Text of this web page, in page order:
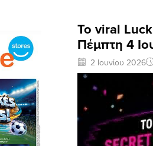
Το viral
Πέμπτη 4
2 Ιουνίου 2026